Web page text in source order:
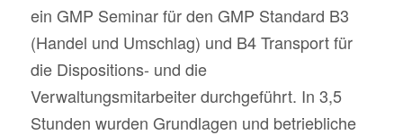
ein GMP Seminar für den GMP Standard B3
(Handel und Umschlag) und B4 Transport für
die Dispositions- und die
Verwaltungsmitarbeiter durchgeführt. In 3,5
Stunden wurden Grundlagen und betriebliche